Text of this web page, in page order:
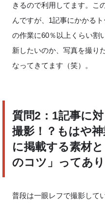
きるので利用してます。こ
んですが、 1記事にかかる
の作業に60％以上くらい割
新したいのか、写真を撮り
なってきてます（笑）。
質問2 ： 1記事に
撮影！？もはや
に掲載する素材
のコツ」ってあ
普段は一眼レフで撮影して